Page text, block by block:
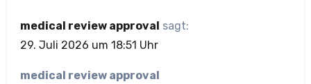
medical review approval sagt:
29. Juli 2026 um 18:51 Uhr
medical review approval